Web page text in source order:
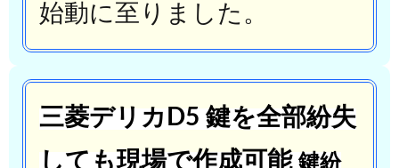
始動に至りました。
三菱デリカD5 鍵を全部紛失
しても現場で作成可能 鍵紛